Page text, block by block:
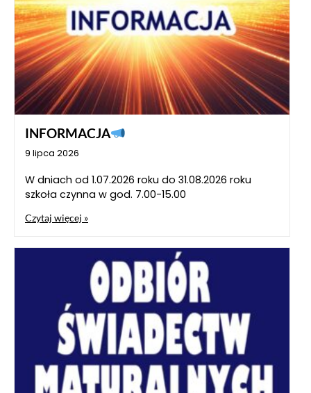
INFORMACJA
9 lipca 2026
W dniach od 1.07.2026 roku do 31.08.2026 roku
szkoła czynna w god. 7.00-15.00
Czytaj więcej »